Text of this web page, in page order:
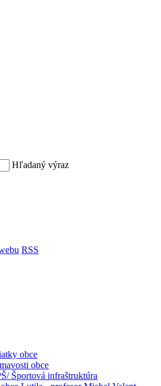
Hľadaný výraz
RSS
obce
obce
Športová infraštruktúra